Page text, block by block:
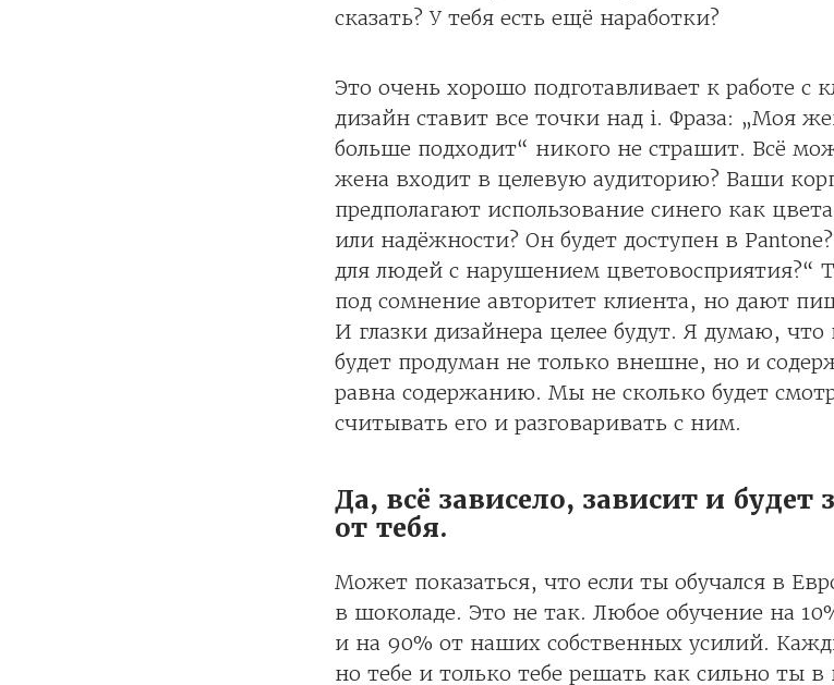
сказать? У тебя есть ещё наработки?
Это очень хорошо подготавливает к работе
дизайн ставит все точки над i. Фраза: „Моя
больше подходит“ никого не страшит. Всё
жена входит в целевую аудиторию? Ваши
предполагают использование синего как
или надёжности? Он будет доступен в
для людей с нарушением цветовосприятия?“
под сомнение авторитет клиента, но дают
И глазки дизайнера целее будут. Я думаю,
будет продуман не только внешне, но и
равна содержанию. Мы не сколько будет
считывать его и разговаривать с ним.
Да, всё зависело, зависит и будет
от тебя.
Может показаться, что если ты обучался в
в шоколаде. Это не так. Любое обучение на
и на 90% от наших собственных усилий.
но тебе и только тебе решать как сильно ты